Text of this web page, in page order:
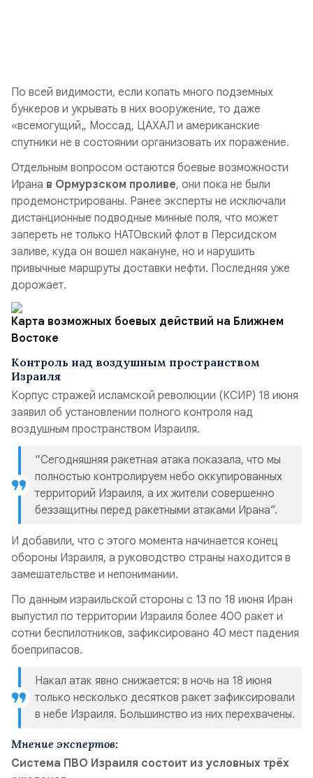
По всей видимости, если копать много подземных
бункеров и укрывать в них вооружение, то даже
«всемогущий„ Моссад, ЦАХАЛ и американские
спутники не в состоянии организовать их поражение.
Отдельным вопросом остаются боевые возможности
Ирана в Ормурзском проливе, они пока не были
продемонстрированы. Ранее эксперты не исключали
дистанционные подводные минные поля, что может
запереть не только НАТОвский флот в Персидском
заливе, куда он вошел накануне, но и нарушить
привычные маршруты доставки нефти. Последняя уже
дорожает.
Карта возможных боевых действий на Ближнем
Востоке
Контроль над воздушным пространством
Израиля
Корпус стражей исламской революции (КСИР) 18 июня
заявил об установлении полного контроля над
воздушным пространством Израиля.
“Сегодняшняя ракетная атака показала, что мы
полностью контролируем небо оккупированных
территорий Израиля, а их жители совершенно
беззащитны перед ракетными атаками Ирана”.
И добавили, что с этого момента начинается конец
обороны Израиля, а руководство страны находится в
замешательстве и непонимании.
По данным израильской стороны с 13 по 18 июня Иран
выпустил по территории Израиля более 400 ракет и
сотни беспилотников, зафиксировано 40 мест падения
боеприпасов.
Накал атак явно снижается: в ночь на 18 июня
только несколько десятков ракет зафиксировали
в небе Израиля. Большинство из них перехвачены.
Мнение экспертов:
Система ПВО Израиля состоит из условных трёх